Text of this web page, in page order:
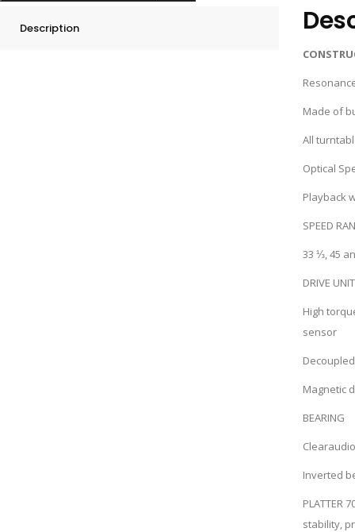
Description
Made of
All
Optical
Playback
SPEED
33 ⅓, 45
DRIVE UNIT
High
sensor
Magnetic
BEARING
Inverted
PLATTER
stability,